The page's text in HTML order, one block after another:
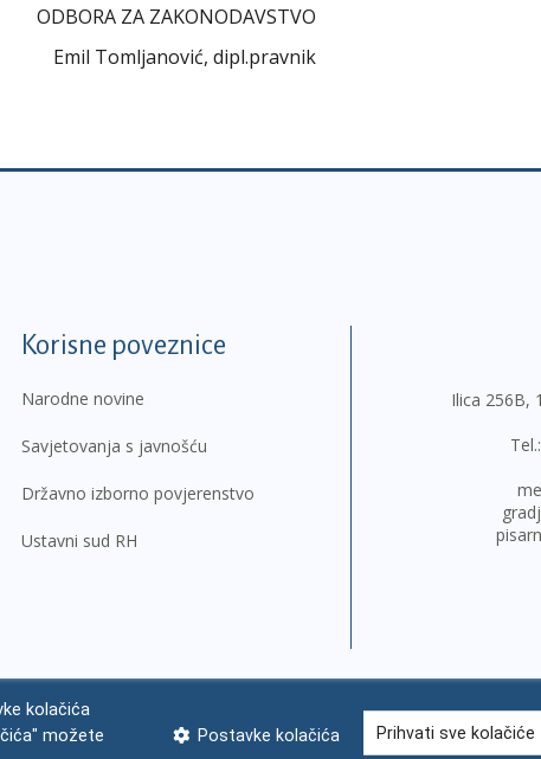
ODBORA ZA ZAKONODAVSTVO
Emil Tomljanović, dipl.pravnik
Korisne poveznice
Narodne novine
Savjetovanja s javnošću
Državno izborno povjerenstvo
Ustavni sud RH
Ilica 256B,
Tel.:
Zaštita osobnih podataka Impressum Česta pitanja Kontakti Mapa
kolačića
možete
Postavke kolačića Prihvati sve kolačiće